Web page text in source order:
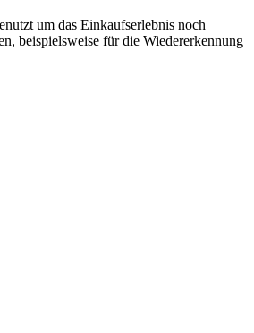
um das Einkaufserlebnis noch
beispielsweise für die Wiedererkennung